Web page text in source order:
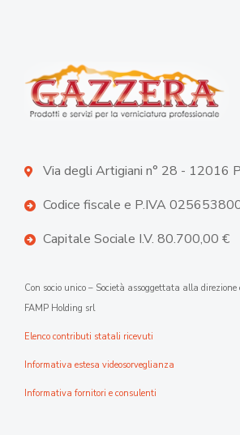
Via degli Artigiani n° 28 - 12016
Codice fiscale e P.IVA
Capitale Sociale I.V. 80.700,00 €
Con socio unico – Società assoggettata alla direzione
FAMP Holding srl
Elenco contributi statali ricevuti
Informativa estesa videosorveglianza
Informativa fornitori e consulenti